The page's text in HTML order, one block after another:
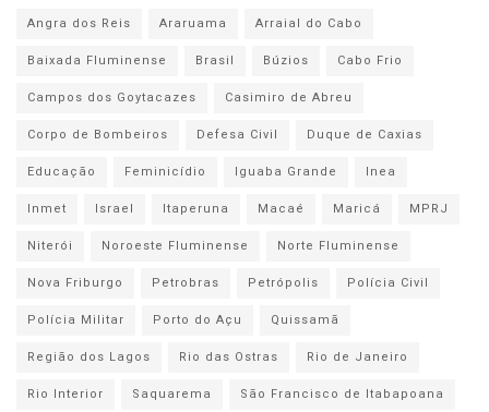
Angra dos Reis Araruama
Arraial do Cabo
Baixada Fluminense
Brasil Búzios
Cabo Frio
Campos dos Goytacazes
Casimiro de Abreu
Corpo de Bombeiros
Defesa Civil
Duque de Caxias
Educação
Feminicídio Iguaba Grande
Inea
Inmet
Israel Itaperuna Macaé Maricá
MPRJ
Niterói
Noroeste Fluminense
Norte Fluminense
Nova Friburgo
Petrobras Petrópolis
Polícia Civil
Polícia Militar
Porto do Açu
Quissamã
Região dos Lagos
Rio das Ostras
Rio de Janeiro
Rio Interior
Saquarema
São Francisco de Itabapoana